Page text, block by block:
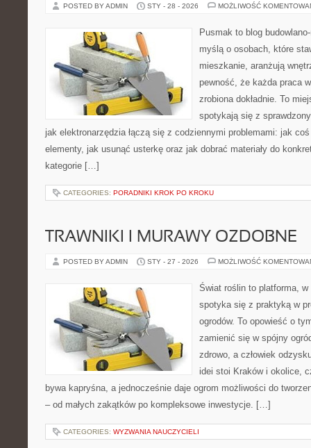
POSTED BY ADMIN STY - 28 - 2026 MOŻLIWOŚĆ
Pusmak to blog
myślą o osobach, które
mieszkanie, aranżują
pewność, że każda praca
zrobiona dokładnie. To
spotykają się z
jak elektronarzędzia łączą się z codziennymi problemami: jak
elementy, jak usunąć usterkę oraz jak dobrać materiały do
kategorie […]
CATEGORIES: PORADNIKI KROK PO KROKU
TRAWNIKI I MURAWY OZDOBNE
POSTED BY ADMIN STY - 27 - 2026 MOŻLIWOŚĆ
Świat roślin to platforma, w
spotyka się z praktyką w
ogrodów. To opowieść o
zamienić się w spójny
zdrowo, a człowiek
idei stoi Kraków i okolice,
bywa kapryśna, a jednocześnie daje ogrom możliwości do
– od małych zakątków po kompleksowe inwestycje. […]
CATEGORIES: WYZWANIA NAUCZYCIELI